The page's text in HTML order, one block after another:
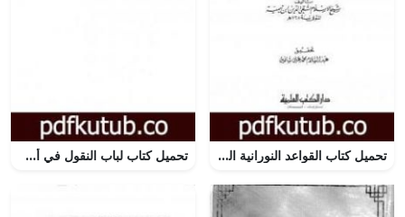
تحميل كتاب القواعد النورانية الفقهية ط العلمية PDF تأليف ابن تيمية مجانا [كامل] تحميل كتاب لباب النقول في أسباب النزول PDF تأليف جلال الدين السيوطي مجانا [كامل]